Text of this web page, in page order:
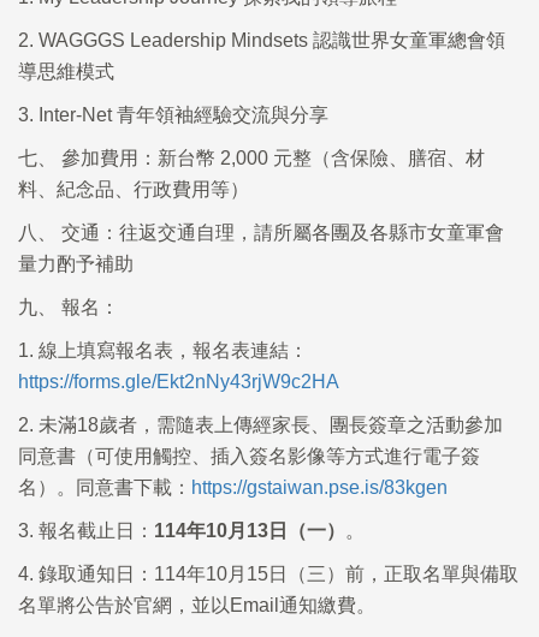
2. WAGGGS Leadership Mindsets 認識世界女童軍總會領
導思維模式
3. Inter-Net 青年領袖經驗交流與分享
七、 參加費用：新台幣 2,000 元整（含保險、膳宿、材
料、紀念品、行政費用等）
八、 交通：往返交通自理，請所屬各團及各縣市女童軍會
量力酌予補助
九、 報名：
1. 線上填寫報名表，報名表連結：
https://forms.gle/Ekt2nNy43rjW9c2HA
2. 未滿18歲者，需隨表上傳經家長、團長簽章之活動參加
同意書（可使用觸控、插入簽名影像等方式進行電子簽
名）。同意書下載： https://gstaiwan.pse.is/83kgen
3. 報名截止日： 114年10月 13 日（一） 。
4. 錄取通知日：114年10月15日（三）前，正取名單與備取
名單將公告於官網，並以Email通知繳費。